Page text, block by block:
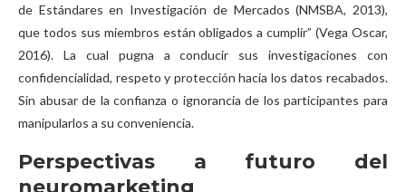
de Estándares en Investigación de Mercados (NMSBA, 2013),
que todos sus miembros están obligados a cumplir” (Vega Oscar,
2016). La cual pugna a conducir sus investigaciones con
confidencialidad, respeto y protección hacia los datos recabados.
Sin abusar de la confianza o ignorancia de los participantes para
manipularlos a su conveniencia.
Perspectivas a futuro del
neuromarketing